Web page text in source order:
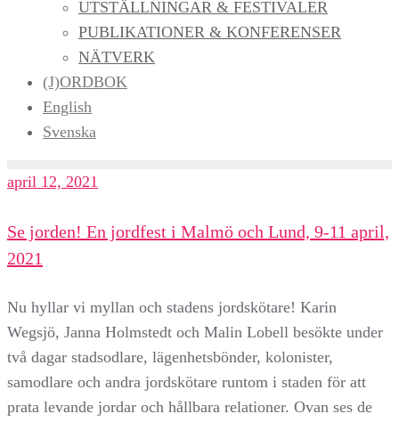
UTSTÄLLNINGAR & FESTIVALER
PUBLIKATIONER & KONFERENSER
NÄTVERK
(J)ORDBOK
English
Svenska
april 12, 2021
Se jorden! En jordfest i Malmö och Lund, 9-11 april,
2021
Nu hyllar vi myllan och stadens jordskötare! Karin
Wegsjö, Janna Holmstedt och Malin Lobell besökte under
två dagar stadsodlare, lägenhetsbönder, kolonister,
samodlare och andra jordskötare runtom i staden för att
prata levande jordar och hållbara relationer. Ovan ses de